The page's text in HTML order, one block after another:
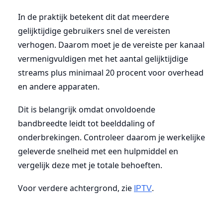
In de praktijk betekent dit dat meerdere
gelijktijdige gebruikers snel de vereisten
verhogen. Daarom moet je de vereiste per kanaal
vermenigvuldigen met het aantal gelijktijdige
streams plus minimaal 20 procent voor overhead
en andere apparaten.
Dit is belangrijk omdat onvoldoende
bandbreedte leidt tot beelddaling of
onderbrekingen. Controleer daarom je werkelijke
geleverde snelheid met een hulpmiddel en
vergelijk deze met je totale behoeften.
Voor verdere achtergrond, zie IPTV.